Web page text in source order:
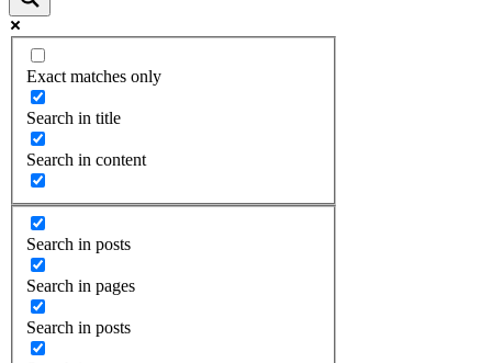
Exact matches only
Search in title
Search in content
Search in posts
Search in pages
Search in posts